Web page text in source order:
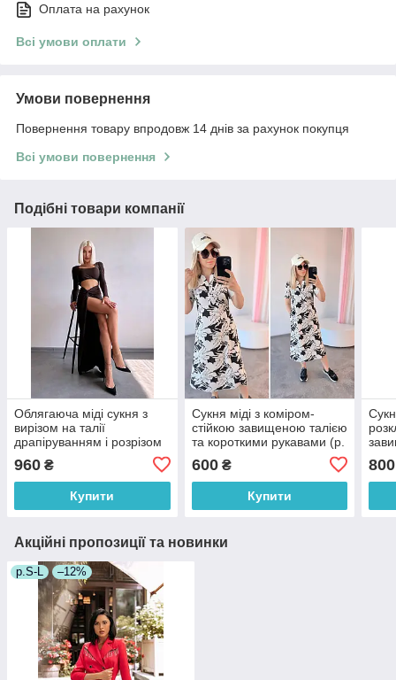
Оплата на рахунок
Всі умови оплати
Умови повернення
Повернення товару впродовж 14 днів за рахунок покупця
Всі умови повернення
Подібні товари компанії
Облягаюча міді сукня з
вирізом на талії
драпіруванням і розрізом
66035387Е
960 ₴
Купити
Сукня міді з коміром-
стійкою завищеною талією
та короткими рукавами (р.
600₴
Купити
800
Акційні пропозиції та новинки
р.S-L –12%